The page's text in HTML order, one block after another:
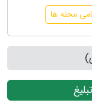
محله ها